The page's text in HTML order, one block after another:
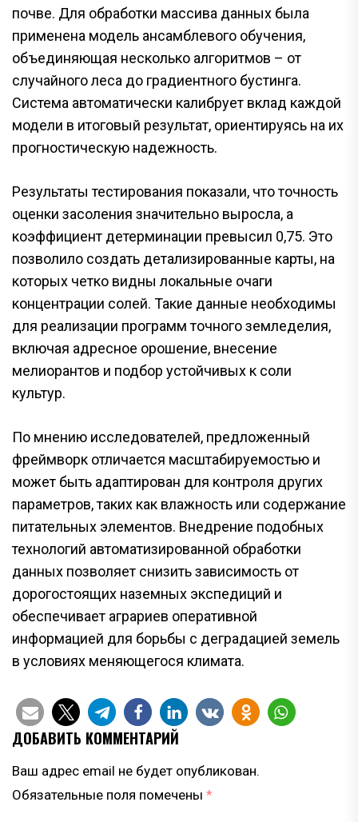
почве. Для обработки массива данных была
применена модель ансамблевого обучения,
объединяющая несколько алгоритмов – от
случайного леса до градиентного бустинга.
Система автоматически калибрует вклад каждой
модели в итоговый результат, ориентируясь на их
прогностическую надежность.
Результаты тестирования показали, что точность
оценки засоления значительно выросла, а
коэффициент детерминации превысил 0,75. Это
позволило создать детализированные карты, на
которых четко видны локальные очаги
концентрации солей. Такие данные необходимы
для реализации программ точного земледелия,
включая адресное орошение, внесение
мелиорантов и подбор устойчивых к соли
культур.
По мнению исследователей, предложенный
фреймворк отличается масштабируемостью и
может быть адаптирован для контроля других
параметров, таких как влажность или содержание
питательных элементов. Внедрение подобных
технологий автоматизированной обработки
данных позволяет снизить зависимость от
дорогостоящих наземных экспедиций и
обеспечивает аграриев оперативной
информацией для борьбы с деградацией земель
в условиях меняющегося климата.
ДОБАВИТЬ КОММЕНТАРИЙ
Ваш адрес email не будет опубликован.
Обязательные поля помечены *